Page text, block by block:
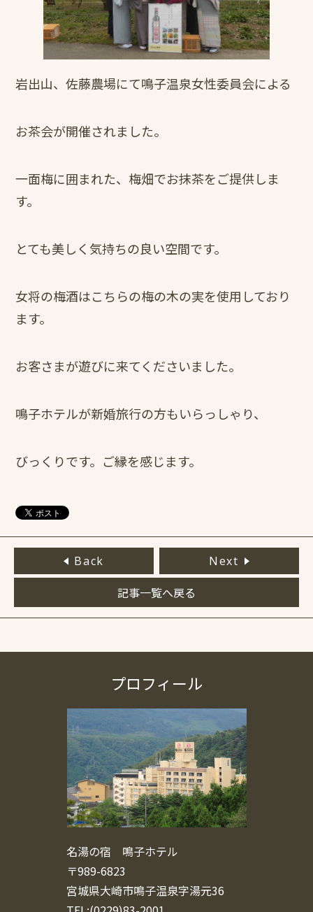
岩出山、佐藤農場にて鳴子温泉女性委員会による
お茶会が開催されました。
一面梅に囲まれた、梅畑でお抹茶をご提供しま
す。
とても美しく気持ちの良い空間です。
女将の梅酒はこちらの梅の木の実を使用しており
ます。
お客さまが遊びに来てくださいました。
鳴子ホテルが新婚旅行の方もいらっしゃり、
びっくりです。ご縁を感じます。
Back Next
記事一覧へ戻る
プロフィール
名湯の宿 鳴子ホテル
〒989-6823
宮城県大崎市鳴子温泉字湯元36